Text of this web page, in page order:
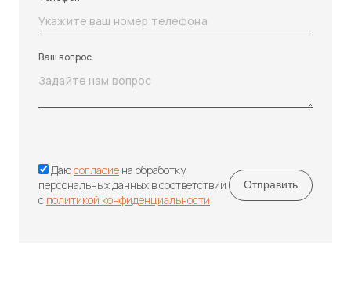
Ваш вопрос
Даюсогласие на обработку
персональных данных в соответствии
с политикой конфиденциальности